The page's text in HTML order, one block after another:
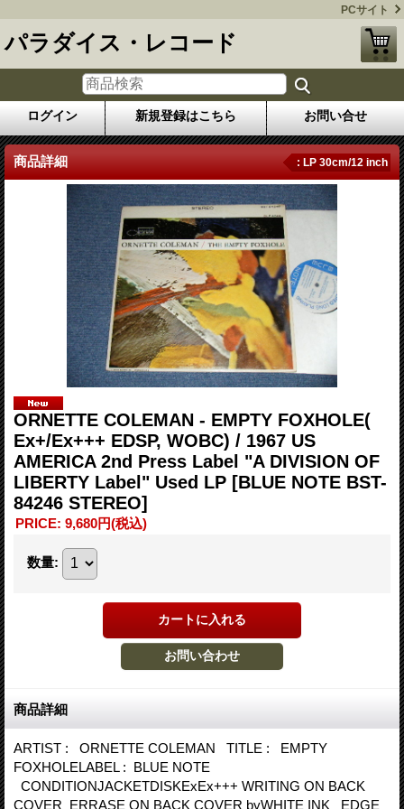
PCサイト
パラダイス・レコード
ログイン 新規登録はこちら お問い合せ
商品詳細 : LP 30cm/12 inch
ORNETTE COLEMAN - EMPTY FOXHOLE(
Ex+/Ex+++ EDSP, WOBC) / 1967 US
AMERICA 2nd Press Label "A DIVISION OF
LIBERTY Label" Used LP [BLUE NOTE BST-
84246 STEREO]
PRICE: 9,680円(税込)
数量:
商品詳細
ARTIST : ORNETTE COLEMAN TITLE : EMPTY
FOXHOLELABEL : BLUE NOTE
CONDITIONJACKETDISKExEx+++ WRITING ON BACK
COVER ERRASE ON BACK COVER byWHITE INK EDGE